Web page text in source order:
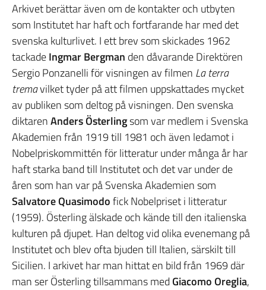
Arkivet berättar även om de kontakter och utbyten
som Institutet har haft och fortfarande har med det
svenska kulturlivet. I ett brev som skickades 1962
tackadeIngmar Bergman den dåvarande Direktören
Sergio Ponzanelli för visningen av filmen La terra
tremavilket tyder på att filmen uppskattades mycket
av publiken som deltog på visningen. Den svenska
diktarenAndersÖsterlingsom var medlem i Svenska
Akademien från 1919 till 1981 och även ledamot i
Nobelpriskommittén för litteratur under många år har
haft starka band till Institutet och det var under de
åren som han var på Svenska Akademien som
Salvatore Quasimodofick Nobelpriset i litteratur
(1959). Österling älskade och kände till den italienska
kulturen på djupet. Han deltog vid olika evenemang på
Institutet och blev ofta bjuden till Italien, särskilt till
Sicilien. I arkivet har man hittat en bild från 1969 där
man ser Österling tillsammans med Giacomo Oreglia,